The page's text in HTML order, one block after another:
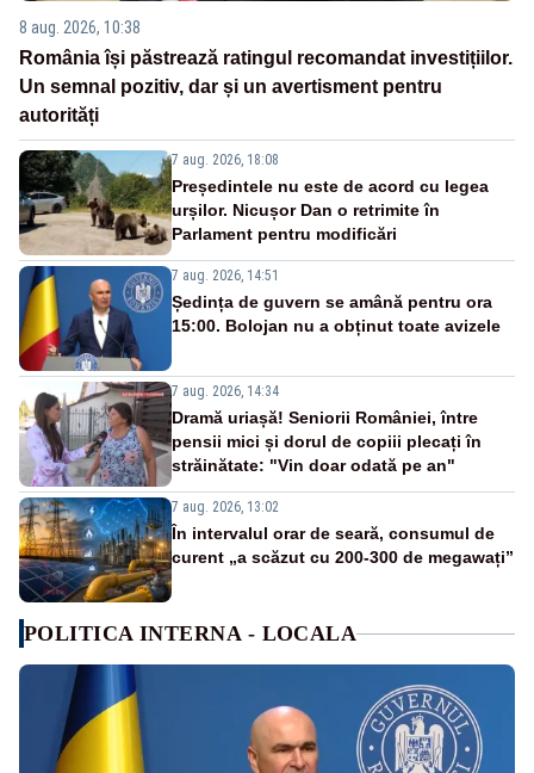
8 aug. 2026, 10:38
România își păstrează ratingul recomandat investițiilor.
Un semnal pozitiv, dar și un avertisment pentru
autorități
7 aug. 2026, 18:08
Președintele nu este de acord cu legea
urșilor. Nicușor Dan o retrimite în
Parlament pentru modificări
7 aug. 2026, 14:51
Ședința de guvern se amână pentru ora
15:00. Bolojan nu a obținut toate avizele
7 aug. 2026, 14:34
Dramă uriașă! Seniorii României, între
pensii mici și dorul de copiii plecați în
străinătate: "Vin doar odată pe an"
7 aug. 2026, 13:02
În intervalul orar de seară, consumul de
curent „a scăzut cu 200-300 de megawați”
POLITICA INTERNA - LOCALA